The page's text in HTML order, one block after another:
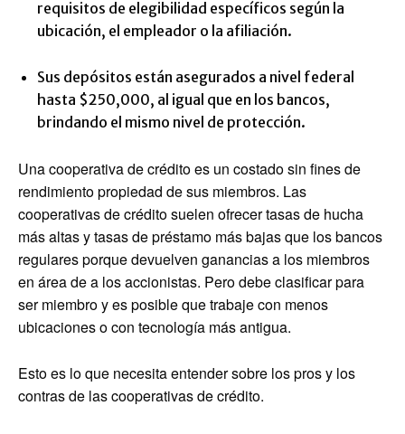
requisitos de elegibilidad específicos según la
ubicación, el empleador o la afiliación.
Sus depósitos están asegurados a nivel federal
hasta $250,000, al igual que en los bancos,
brindando el mismo nivel de protección.
Una cooperativa de crédito es un costado sin fines de
rendimiento propiedad de sus miembros. Las
cooperativas de crédito suelen ofrecer tasas de hucha
más altas y tasas de préstamo más bajas que los bancos
regulares porque devuelven ganancias a los miembros
en área de a los accionistas. Pero debe clasificar para
ser miembro y es posible que trabaje con menos
ubicaciones o con tecnología más antigua.
Esto es lo que necesita entender sobre los pros y los
contras de las cooperativas de crédito.